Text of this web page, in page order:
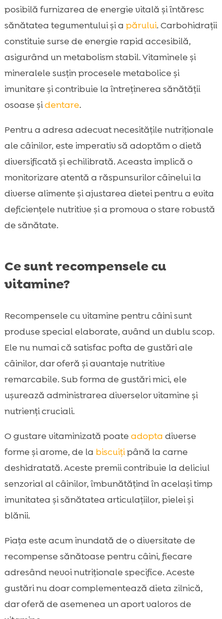
posibilă furnizarea de energie vitală și întăresc
sănătatea tegumentului și a părului. Carbohidrații
constituie surse de energie rapid accesibilă,
asigurând un metabolism stabil. Vitaminele și
mineralele susțin procesele metabolice și
imunitare și contribuie la întreținerea sănătății
osoase șidentare.
Pentru a adresa adecvat necesitățile nutriționale
ale câinilor, este imperativ să adoptăm o dietă
diversificată și echilibrată. Aceasta implică o
monitorizare atentă a răspunsurilor câinelui la
diverse alimente și ajustarea dietei pentru a evita
deficiențele nutritive și a promova o stare robustă
de sănătate.
Ce sunt recompensele cu
vitamine?
Recompensele cu vitamine pentru câini sunt
produse special elaborate, având un dublu scop.
Ele nu numai că satisfac pofta de gustări ale
câinilor, dar oferă și avantaje nutritive
remarcabile. Sub forma de gustări mici, ele
ușurează administrarea diverselor vitamine și
nutrienți cruciali.
O gustare vitaminizată poate adopta diverse
forme și arome, de la biscuițipână la carne
deshidratată. Aceste premii contribuie la deliciul
senzorial al câinilor, îmbunătățind în același timp
imunitatea și sănătatea articulațiilor, pielei și
blănii.
Piața este acum inundată de o diversitate de
recompense sănătoase pentru câini, fiecare
adresând nevoi nutriționale specifice. Aceste
gustări nu doar complementează dieta zilnică,
dar oferă de asemenea un aport valoros de